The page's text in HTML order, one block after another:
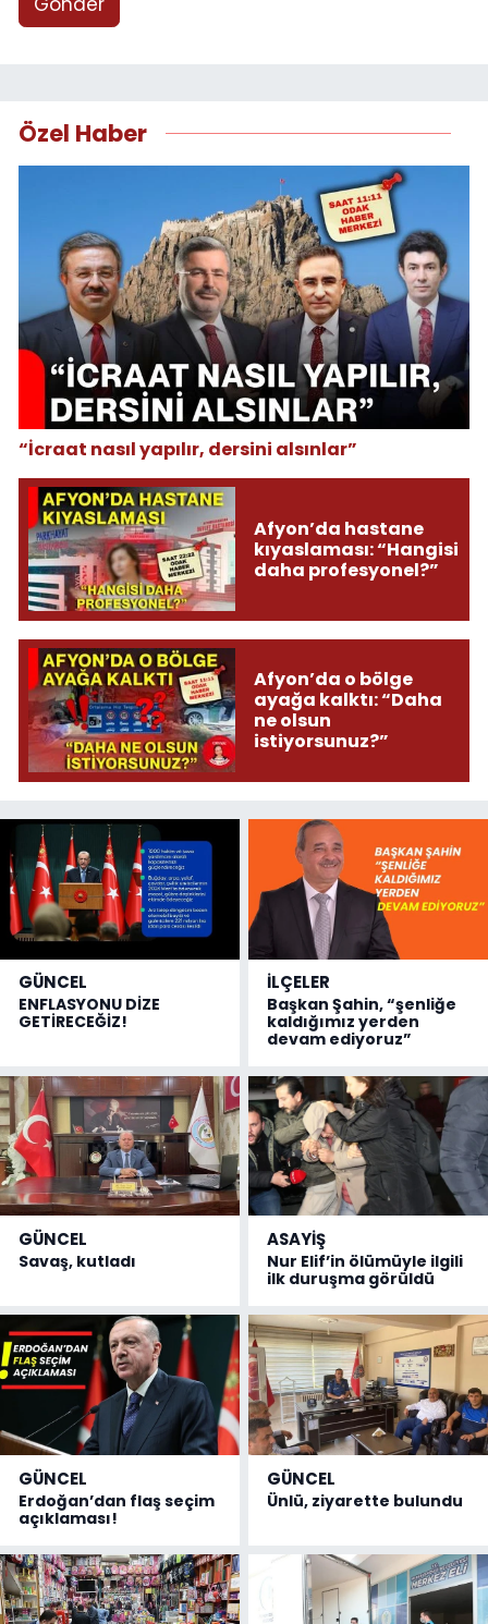
Özel Haber
“İcraat nasıl yapılır, dersini alsınlar”
Afyon’da hastane
kıyaslaması: “Hangisi
daha profesyonel?”
Afyon’da o bölge
ayağa kalktı: “Daha
ne olsun
istiyorsunuz?”
GÜNCEL
ENFLASYONU DİZE
GETİRECEĞİZ!
İLÇELER
Başkan Şahin, “şenliğe
kaldığımız yerden
devam ediyoruz”
GÜNCEL
Savaş, kutladı
ASAYİŞ
Nur Elif’in ölümüyle ilgili
ilk duruşma görüldü
GÜNCEL
Erdoğan’dan flaş seçim
açıklaması!
GÜNCEL
Ünlü, ziyarette bulundu